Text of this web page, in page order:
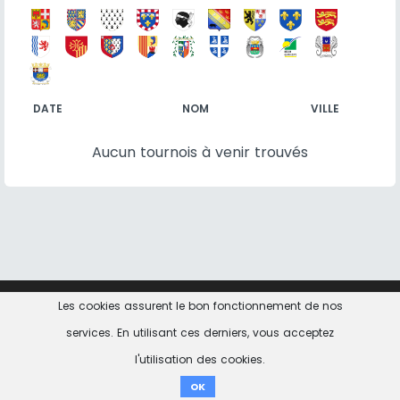
DATE NOM VILLE
Aucun tournois à venir trouvés
Les cookies assurent le bon fonctionnement de nos
services. En utilisant ces derniers, vous acceptez
l'utilisation des cookies.
OK